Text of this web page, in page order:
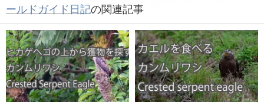
ールドガイド日記の関連記事